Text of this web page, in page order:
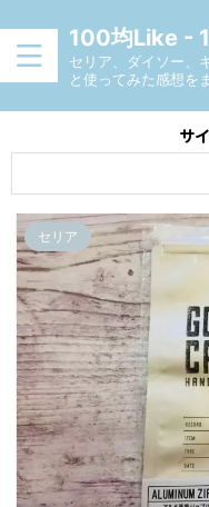
100均Like -
セリア、ダイソー、
と使ってみた感想を
サ
セリア